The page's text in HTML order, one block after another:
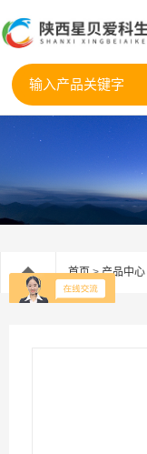
首页>产品中心